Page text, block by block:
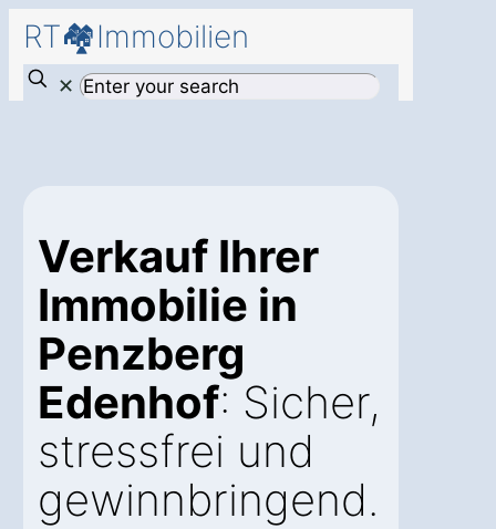
RT🏘️Immobilien
✕
Verkauf Ihrer
Immobilie in
Penzberg
Edenhof: Sicher,
stressfrei und
gewinnbringend.